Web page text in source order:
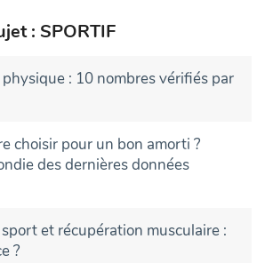
: SPORTIF
: 10 nombres vérifiés par
choisir pour un bon amorti ?
des dernières données
et récupération musculaire :
?